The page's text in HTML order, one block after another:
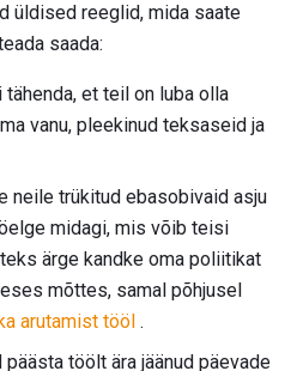
üldised reeglid, mida saate
saada:
et teil on luba olla
vanu, pleekinud teksaseid ja
neile trükitud ebasobivaid asju
midagi, mis võib teisi
ärge kandke oma poliitikat
mõttes, samal põhjusel
arutamist tööl .
päästa töölt ära jäänud päevade